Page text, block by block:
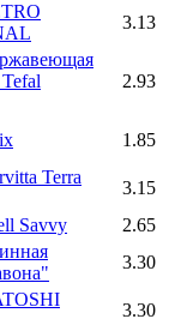
3.13
2.93
1.85
Terra
3.15
Savvy
2.65
3.30
3.30